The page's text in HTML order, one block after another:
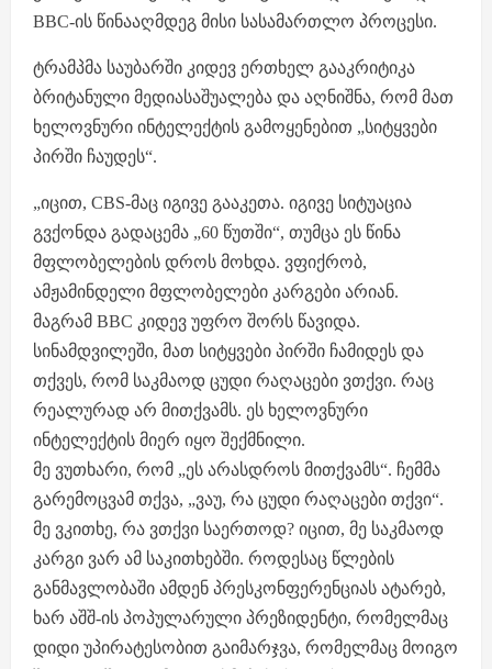
BBC-ის წინააღმდეგ მისი სასამართლო პროცესი.
ტრამპმა საუბარში კიდევ ერთხელ გააკრიტიკა
ბრიტანული მედიასაშუალება და აღნიშნა, რომ მათ
ხელოვნური ინტელექტის გამოყენებით „სიტყვები
პირში ჩაუდეს“.
„იცით, CBS-მაც იგივე გააკეთა. იგივე სიტუაცია
გვქონდა გადაცემა „60 წუთში“, თუმცა ეს წინა
მფლობელების დროს მოხდა. ვფიქრობ,
ამჟამინდელი მფლობელები კარგები არიან.
მაგრამ BBC კიდევ უფრო შორს წავიდა.
სინამდვილეში, მათ სიტყვები პირში ჩამიდეს და
თქვეს, რომ საკმაოდ ცუდი რაღაცები ვთქვი. რაც
რეალურად არ მითქვამს. ეს ხელოვნური
ინტელექტის მიერ იყო შექმნილი.
მე ვუთხარი, რომ „ეს არასდროს მითქვამს“. ჩემმა
გარემოცვამ თქვა, „ვაუ, რა ცუდი რაღაცები თქვი“.
მე ვკითხე, რა ვთქვი საერთოდ? იცით, მე საკმაოდ
კარგი ვარ ამ საკითხებში. როდესაც წლების
განმავლობაში ამდენ პრესკონფერენციას ატარებ,
ხარ აშშ-ის პოპულარული პრეზიდენტი, რომელმაც
დიდი უპირატესობით გაიმარჯვა, რომელმაც მოიგო